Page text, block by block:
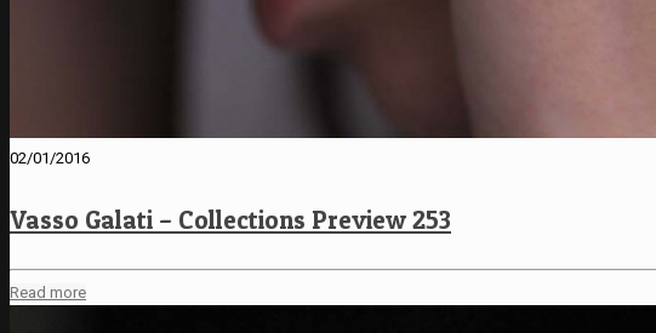
02/01/2016
Vasso Galati – Collections Preview 253
Read more